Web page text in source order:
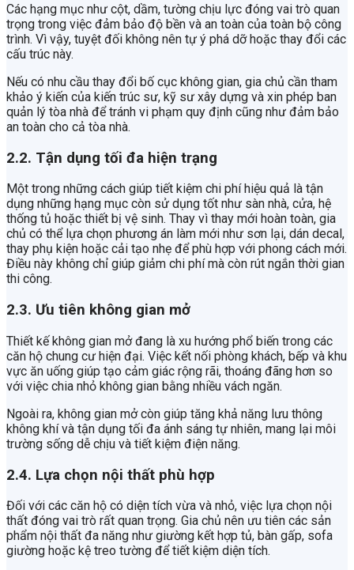
Các hạng mục như cột, dầm, tường chịu lực đóng vai trò quan
trọng trong việc đảm bảo độ bền và an toàn của toàn bộ công
trình. Vì vậy, tuyệt đối không nên tự ý phá dỡ hoặc thay đổi các
cấu trúc này.
Nếu có nhu cầu thay đổi bố cục không gian, gia chủ cần tham
khảo ý kiến của kiến trúc sư, kỹ sư xây dựng và xin phép ban
quản lý tòa nhà để tránh vi phạm quy định cũng như đảm bảo
an toàn cho cả tòa nhà.
2.2. Tận dụng tối đa hiện trạng
Một trong những cách giúp tiết kiệm chi phí hiệu quả là tận
dụng những hạng mục còn sử dụng tốt như sàn nhà, cửa, hệ
thống tủ hoặc thiết bị vệ sinh. Thay vì thay mới hoàn toàn, gia
chủ có thể lựa chọn phương án làm mới như sơn lại, dán decal,
thay phụ kiện hoặc cải tạo nhẹ để phù hợp với phong cách mới.
Điều này không chỉ giúp giảm chi phí mà còn rút ngắn thời gian
thi công.
2.3. Ưu tiên không gian mở
Thiết kế không gian mở đang là xu hướng phổ biến trong các
căn hộ chung cư hiện đại. Việc kết nối phòng khách, bếp và khu
vực ăn uống giúp tạo cảm giác rộng rãi, thoáng đãng hơn so
với việc chia nhỏ không gian bằng nhiều vách ngăn.
Ngoài ra, không gian mở còn giúp tăng khả năng lưu thông
không khí và tận dụng tối đa ánh sáng tự nhiên, mang lại môi
trường sống dễ chịu và tiết kiệm điện năng.
2.4. Lựa chọn nội thất phù hợp
Đối với các căn hộ có diện tích vừa và nhỏ, việc lựa chọn nội
thất đóng vai trò rất quan trọng. Gia chủ nên ưu tiên các sản
phẩm nội thất đa năng như giường kết hợp tủ, bàn gấp, sofa
giường hoặc kệ treo tường để tiết kiệm diện tích.